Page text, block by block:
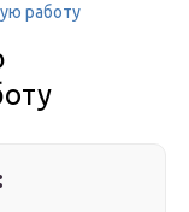
работу